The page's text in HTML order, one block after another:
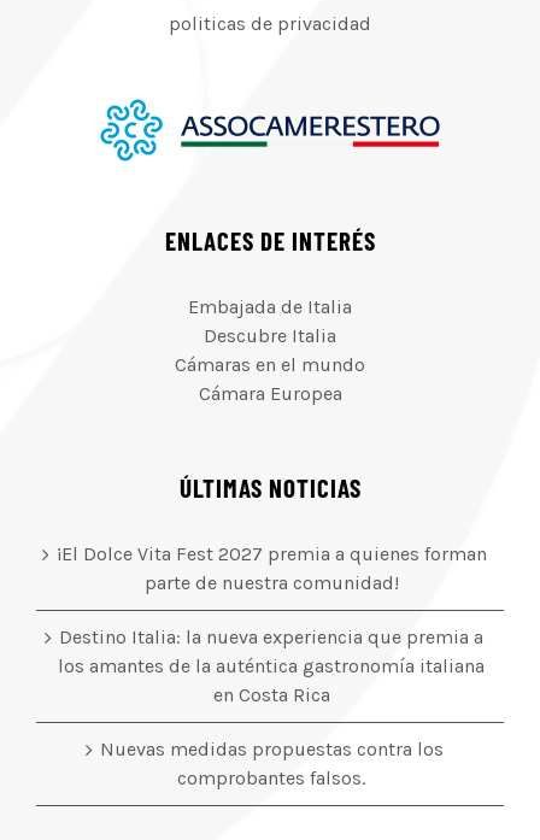
politicas de privacidad
ENLACES DE INTERÉS
Embajada de Italia
Descubre Italia
Cámaras en el mundo
Cámara Europea
ÚLTIMAS NOTICIAS
¡El Dolce Vita Fest 2027 premia a quienes forman
parte de nuestra comunidad!
Destino Italia: la nueva experiencia que premia a
los amantes de la auténtica gastronomía italiana
en Costa Rica
Nuevas medidas propuestas contra los
comprobantes falsos.